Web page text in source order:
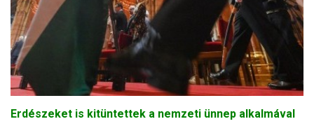
Erdészeket is kitüntettek a nemzeti ünnep alkalmával